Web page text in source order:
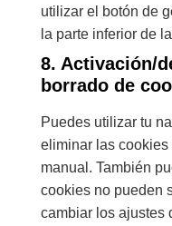
utilizar el botón de
la parte inferior de
8. Activación/
borrado de
Puedes utilizar tu
eliminar las cookies
manual. También
cookies no pueden
cambiar los ajustes